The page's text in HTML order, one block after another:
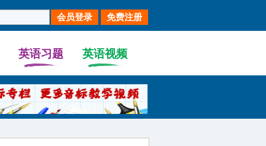
英语习题 英语视频